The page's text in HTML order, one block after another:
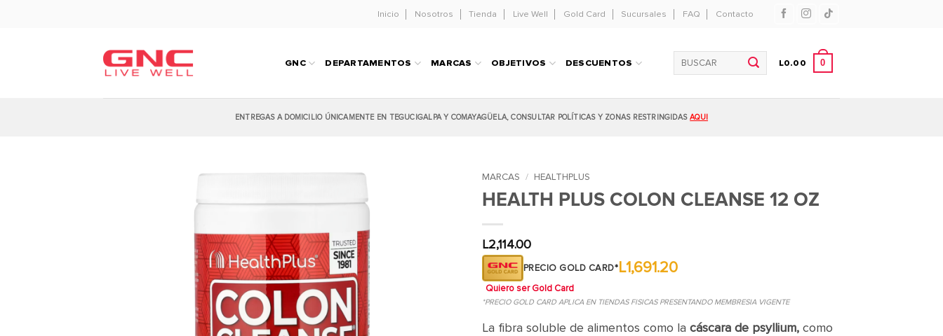
Inicio Nosotros Tienda Live Well Gold Card Sucursales FAQ Contacto
GNC DEPARTAMENTOS MARCAS OBJETIVOS DESCUENTOS
Buscar
L0.00 0
ENTREGAS A DOMICILIO ÚNICAMENTE EN TEGUCIGALPA Y COMAYAGÜELA, CONSULTAR POLÍTICAS Y ZONAS RESTRINGIDAS AQUI
MARCAS / HEALTHPLUS
HEALTH PLUS COLON CLEANSE 12 OZ
L2,114.00
PRECIO GOLD CARD*L1,691.20
Quiero ser Gold Card
*PRECIO GOLD CARD APLICA EN TIENDAS FISICAS PRESENTANDO MEMBRESIA VIGENTE
La fibra soluble de alimentos como la cáscara de psyllium, como